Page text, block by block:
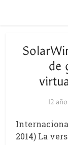
de
12
2014) La